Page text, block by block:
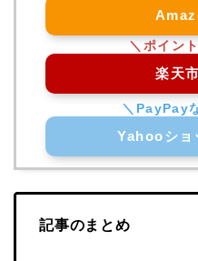
楽天
Yahooショ
記事のまとめ